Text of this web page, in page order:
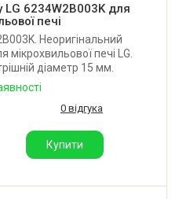
LG 6234W2B003K для
печі
Неоригінальний
печі LG.
діаметр 15 мм.
0 відгука
Купити